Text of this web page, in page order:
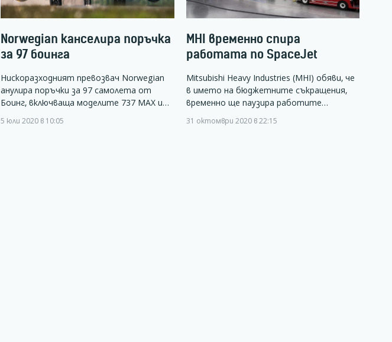
Norwegian канселира поръчка
за 97 боинга
Нискоразходният превозвач Norwegian
анулира поръчки за 97 самолета от
Боинг, включваща моделите 737 MAX и…
5 юли 2020 в 10:05
MHI временно спира
работата по SpaceJet
Mitsubishi Heavy Industries (MHI) обяви, че
в името на бюджетните съкращения,
временно ще паузира работите…
31 октомври 2020 в 22:15